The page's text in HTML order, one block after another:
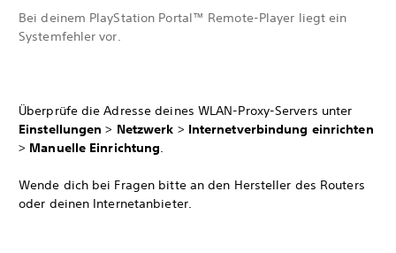
Bei deinem PlayStation Portal™ Remote-Player liegt ein
Systemfehler vor.
Überprüfe die Adresse deines WLAN-Proxy-Servers unter
Einstellungen > Netzwerk > Internetverbindung einrichten
> Manuelle Einrichtung.
Wende dich bei Fragen bitte an den Hersteller des Routers
oder deinen Internetanbieter.